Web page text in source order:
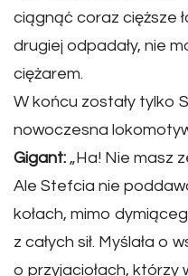
ciągnąć coraz cięższe
drugiej odpadały, nie
ciężarem.
W końcu zostały tylko
nowoczesna
Gigant: „Ha! Nie masz
Ale Stefcia nie
kołach, mimo
z całych sił. Myślała o
o przyjaciołach, którzy